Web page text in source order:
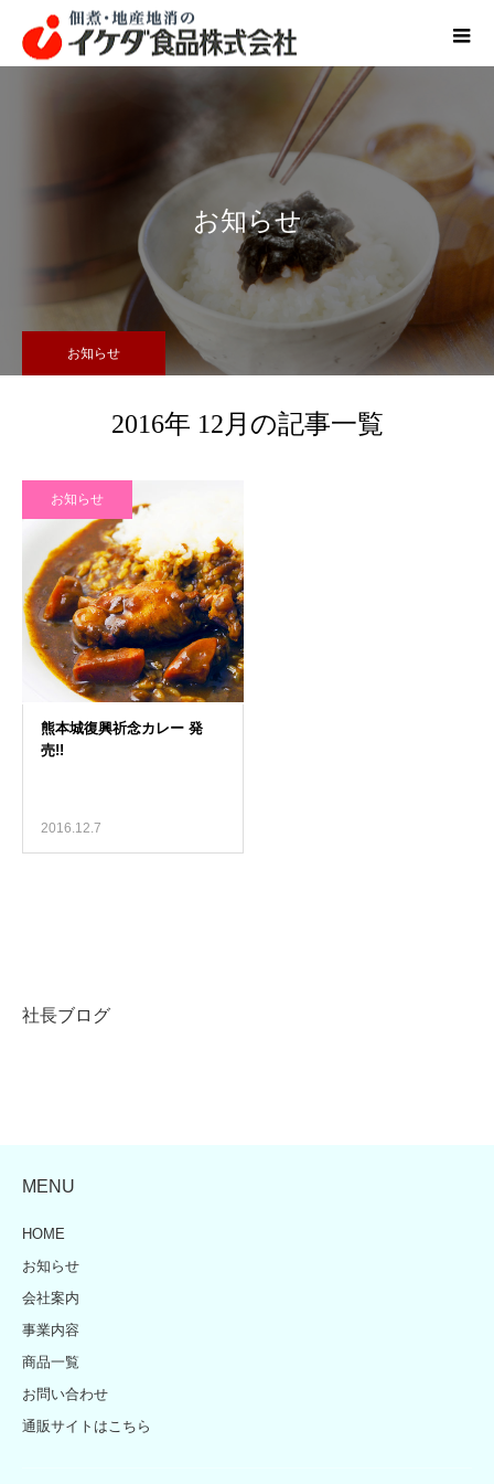
お知らせ
お知らせ
2016年 12月の記事一覧
お知らせ
2016.12.7
社長ブログ
MENU
HOME
お知らせ
会社案内
事業内容
商品一覧
お問い合わせ
通販サイトはこちら